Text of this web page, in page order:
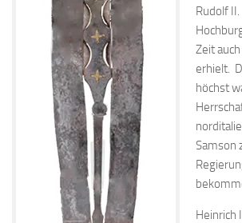
Rudolf
Zeit
erhielt.
höchst
Samson
Heinrich